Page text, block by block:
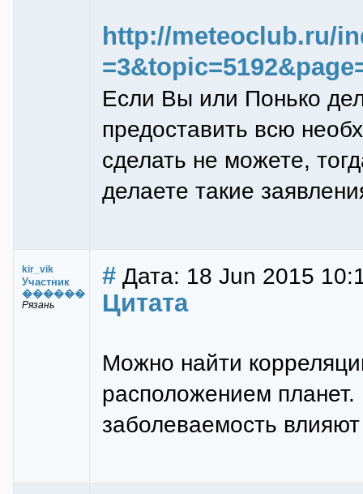
http://meteoclub.ru/
Если Вы или Понько
предоставить всю
сделать не можете,
делаете такие
kir_vik
Участник
������
Рязань
# Дата: 18 Jun 2015
Цитата
Можно найти
расположением планет.
заболеваемость